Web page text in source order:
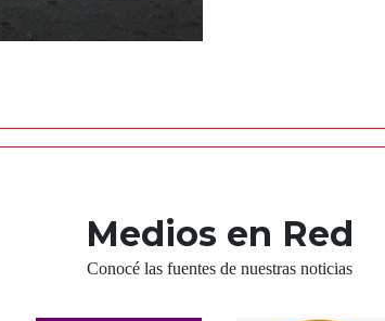
Medios en Red
Conocé las fuentes de nuestras noticias